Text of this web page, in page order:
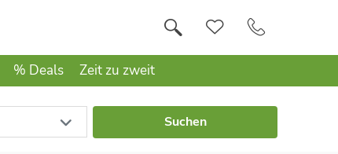
% Deals Zeit zu zweit
Suchen